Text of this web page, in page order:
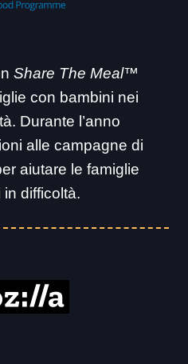
Share The Meal™
con bambini nei
Durante l’anno
alle campagne di
aiutare le famiglie
difficoltà.